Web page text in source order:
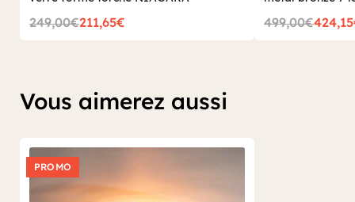
249,00€211,65€ 499,00€
Vous aimerez aussi
PROMO